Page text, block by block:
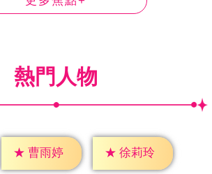
熱門人物
★ 曹雨婷 ★ 徐莉玲